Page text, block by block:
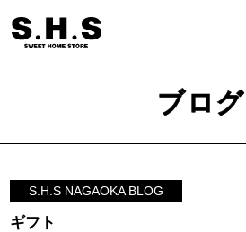
ブログ
S.H.S NAGAOKA BLOG
ギフト